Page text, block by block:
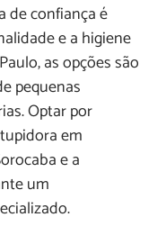
de confiança é
e a higiene
as opções são
pequenas
Optar por
em
e a
um